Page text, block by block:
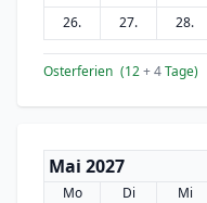
26.
27. 28.
Osterferien (12+ 4Tage)
Mai 2027
Mo Di Mi